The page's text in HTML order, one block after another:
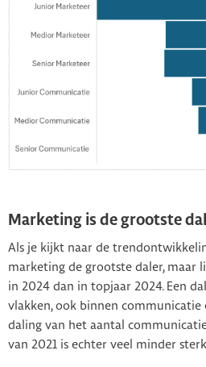
Marketing is de grootste
Als je kijkt naar de
marketing de grootste daler, maar
in 2024 dan in topjaar 2024. Een
vlakken, ook binnen communicatie
daling van het aantal
van 2021 is echter veel minder